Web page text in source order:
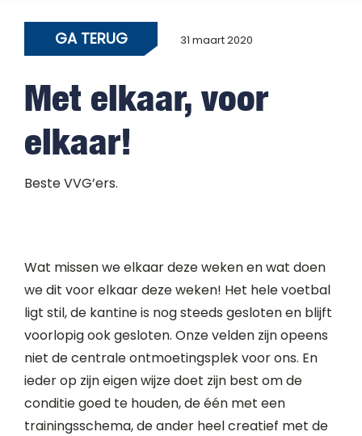
GA TERUG 31 maart 2020
Met elkaar, voor
elkaar!
Beste VVG’ers.
Wat missen we elkaar deze weken en wat doen
we dit voor elkaar deze weken! Het hele voetbal
ligt stil, de kantine is nog steeds gesloten en blijft
voorlopig ook gesloten. Onze velden zijn opeens
niet de centrale ontmoetingsplek voor ons. En
ieder op zijn eigen wijze doet zijn best om de
conditie goed te houden, de één met een
trainingsschema, de ander heel creatief met de